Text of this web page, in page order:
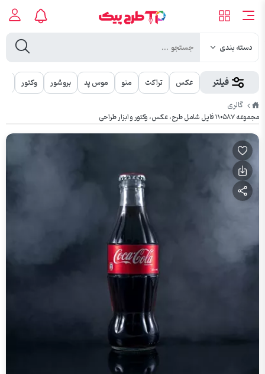
دسته بندی
فیلتر عکس تراکت منو موس پد بروشور وکتور
طرح
پیک
گالری
مجموعه ۱۱۰۵۸۷ فایل شامل طرح، عکس، وکتور و ابزار طراحی